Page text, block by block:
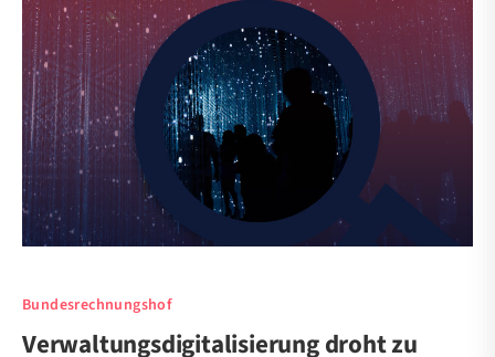
Bundesrechnungshof
Verwaltungsdigitalisierung droht zu